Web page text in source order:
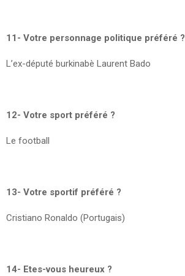
11- Votre personnage politique préféré ?
L’ex-député burkinabè Laurent Bado
12- Votre sport préféré ?
Le football
13- Votre sportif préféré ?
Cristiano Ronaldo (Portugais)
14- Etes-vous heureux ?